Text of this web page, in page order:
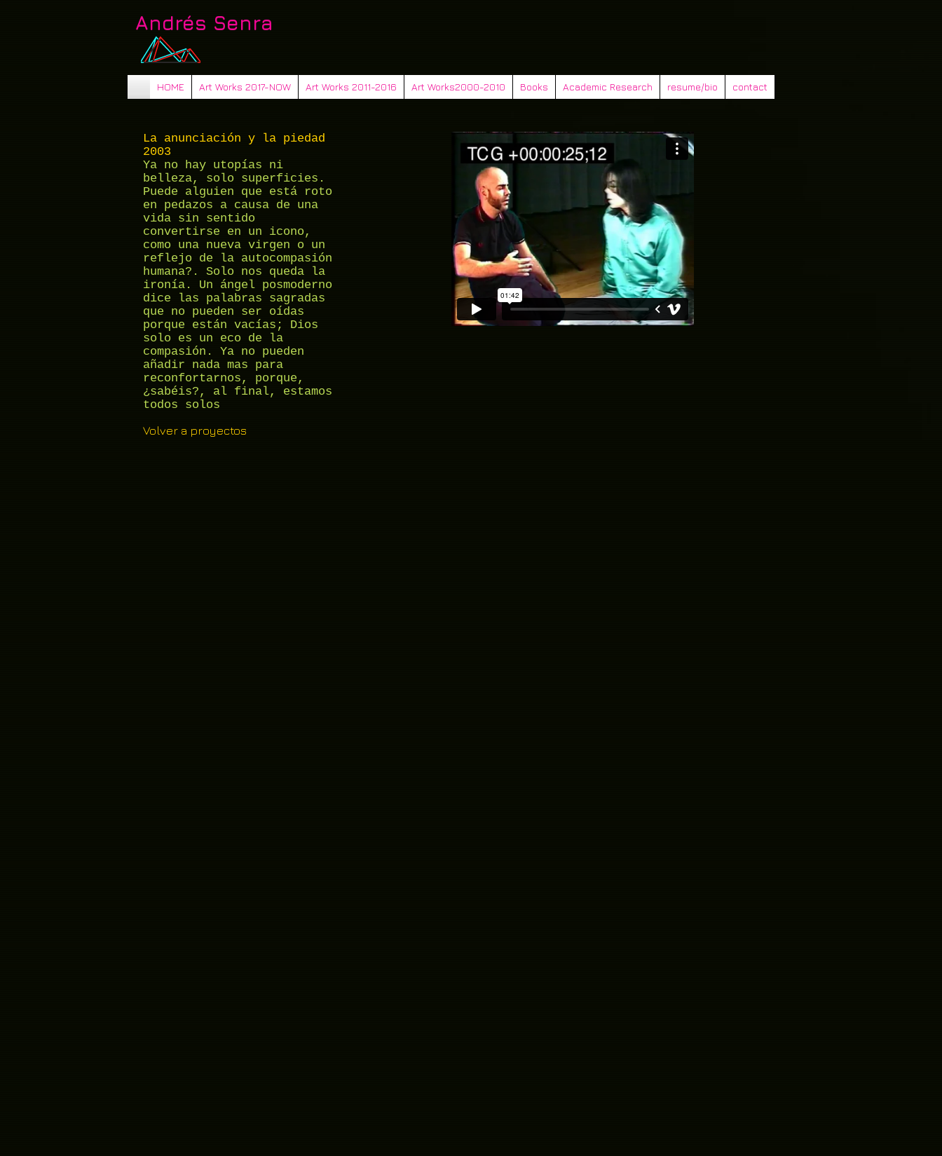
Andrés Senra
HOME Art Works 2017-NOW Art Works 2011-2016 Art Works2000-2010 Books Academic Research resume/bio contact
La anunciación y la piedad
2003
Ya no hay utopías ni
belleza, solo superficies.
Puede alguien que está roto
en pedazos a causa de una
vida sin sentido
convertirse en un icono,
como una nueva virgen o un
reflejo de la autocompasión
humana?. Solo nos queda la
ironía. Un ángel posmoderno
dice las palabras sagradas
que no pueden ser oídas
porque están vacías; Dios
solo es un eco de la
compasión. Ya no pueden
añadir nada mas para
reconfortarnos, porque,
¿sabéis?, al final, estamos
todos solos
Volver a proyectos